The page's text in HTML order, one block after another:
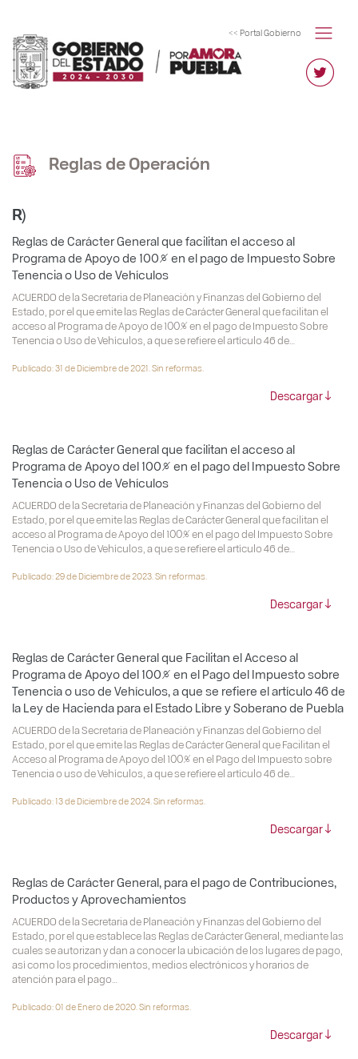
<< Portal Gobierno
Reglas de Operación
R)
Reglas de Carácter General que facilitan el acceso al
Programa de Apoyo de 100% en el pago de Impuesto Sobre
Tenencia o Uso de Vehículos
ACUERDO de la Secretaria de Planeación y Finanzas del Gobierno del
Estado, por el que emite las Reglas de Carácter General que facilitan el
acceso al Programa de Apoyo de 100% en el pago de Impuesto Sobre
Tenencia o Uso de Vehículos, a que se refiere el artículo 46 de…
Publicado: 31 de Diciembre de 2021. Sin reformas.
Descargar
Reglas de Carácter General que facilitan el acceso al
Programa de Apoyo del 100% en el pago del Impuesto Sobre
Tenencia o Uso de Vehículos
ACUERDO de la Secretaria de Planeación y Finanzas del Gobierno del
Estado, por el que emite las Reglas de Carácter General que facilitan el
acceso al Programa de Apoyo del 100% en el pago del Impuesto Sobre
Tenencia o Uso de Vehículos, a que se refiere el artículo 46 de…
Publicado: 29 de Diciembre de 2023. Sin reformas.
Descargar
Reglas de Carácter General que Facilitan el Acceso al
Programa de Apoyo del 100% en el Pago del Impuesto sobre
Tenencia o uso de Vehículos, a que se refiere el artículo 46 de
la Ley de Hacienda para el Estado Libre y Soberano de Puebla
ACUERDO de la Secretaria de Planeación y Finanzas del Gobierno del
Estado, por el que emite las Reglas de Carácter General que Facilitan el
Acceso al Programa de Apoyo del 100% en el Pago del Impuesto sobre
Tenencia o uso de Vehículos, a que se refiere el artículo 46 de…
Publicado: 13 de Diciembre de 2024. Sin reformas.
Descargar
Reglas de Carácter General, para el pago de Contribuciones,
Productos y Aprovechamientos
ACUERDO de la Secretaria de Planeación y Finanzas del Gobierno del
Estado, por el que establece las Reglas de Carácter General, mediante las
cuales se autorizan y dan a conocer la ubicación de los lugares de pago,
así como los procedimientos, medios electrónicos y horarios de
atención para el pago…
Publicado: 01 de Enero de 2020. Sin reformas.
Descargar